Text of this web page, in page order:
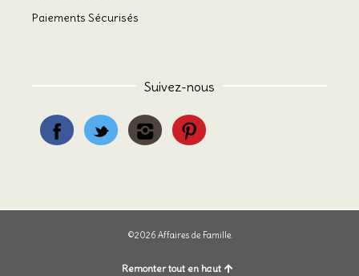
Paiements Sécurisés
Suivez-nous
©2026 Affaires de Famille.
Remonter tout en haut